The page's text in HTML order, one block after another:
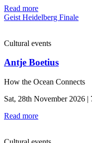
Read more
Geist Heidelberg Finale
Cultural events
Antje Boetius
How the Ocean Connects
Sat, 28th November 2026 |
Read more